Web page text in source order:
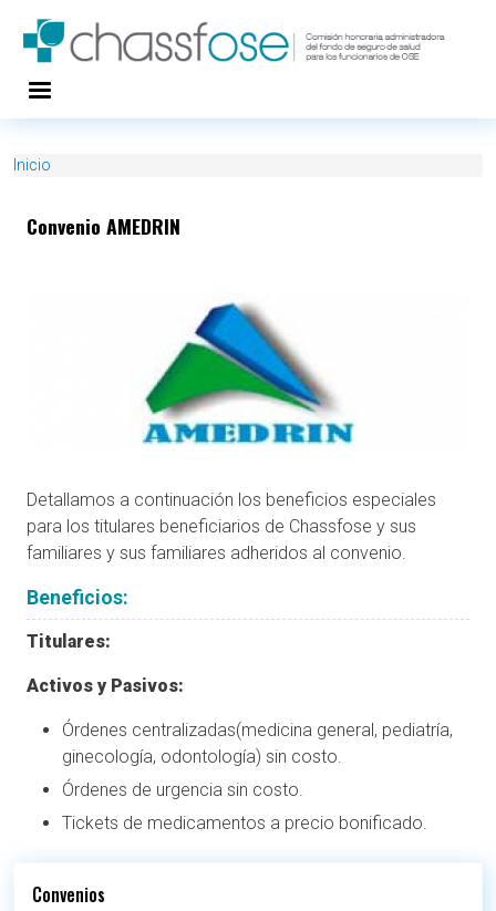
Inicio
Convenio AMEDRIN
Detallamos a continuación los beneficios especiales
para los titulares beneficiarios de Chassfose y sus
familiares y sus familiares adheridos al convenio.
Beneficios:
Titulares:
Activos y Pasivos:
Órdenes centralizadas(medicina general, pediatría,
ginecología, odontología) sin costo.
Órdenes de urgencia sin costo.
Tickets de medicamentos a precio bonificado.
Convenios